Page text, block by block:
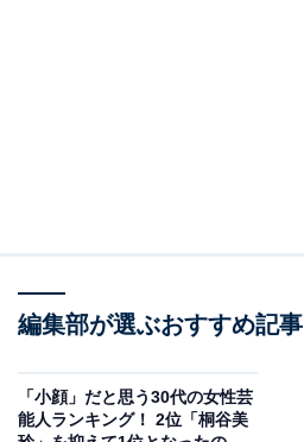
編集部が選ぶおすすめ記事
「小顔」だと思う30代の女性芸
能人ランキング！ 2位「桐谷美